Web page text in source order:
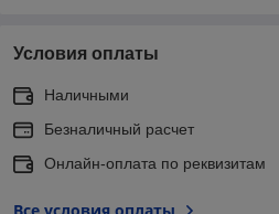
Условия оплаты
Наличными
Безналичный расчет
Онлайн-оплата по реквизитам